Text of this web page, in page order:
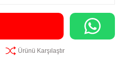
Ürünü Karşılaştır